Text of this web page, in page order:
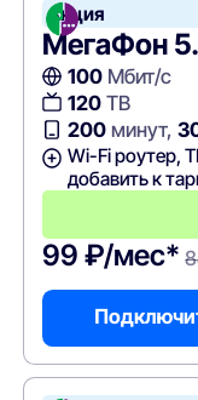
Акция
МегаФон
100Мбит/с
120ТВ
200минут,
Wi-Fi роутер,
добавить к
99 ₽/мес*